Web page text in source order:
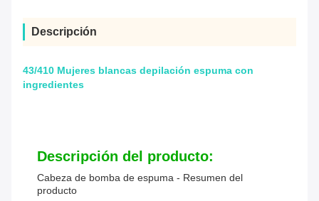
Descripción
43/410 Mujeres blancas depilación espuma con
ingredientes
Descripción del producto:
Cabeza de bomba de espuma - Resumen del
producto